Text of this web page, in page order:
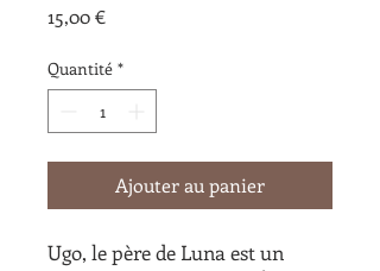
15,00 €Prix
Quantité *
Ajouter au panier
Ugo, le père de Luna est un